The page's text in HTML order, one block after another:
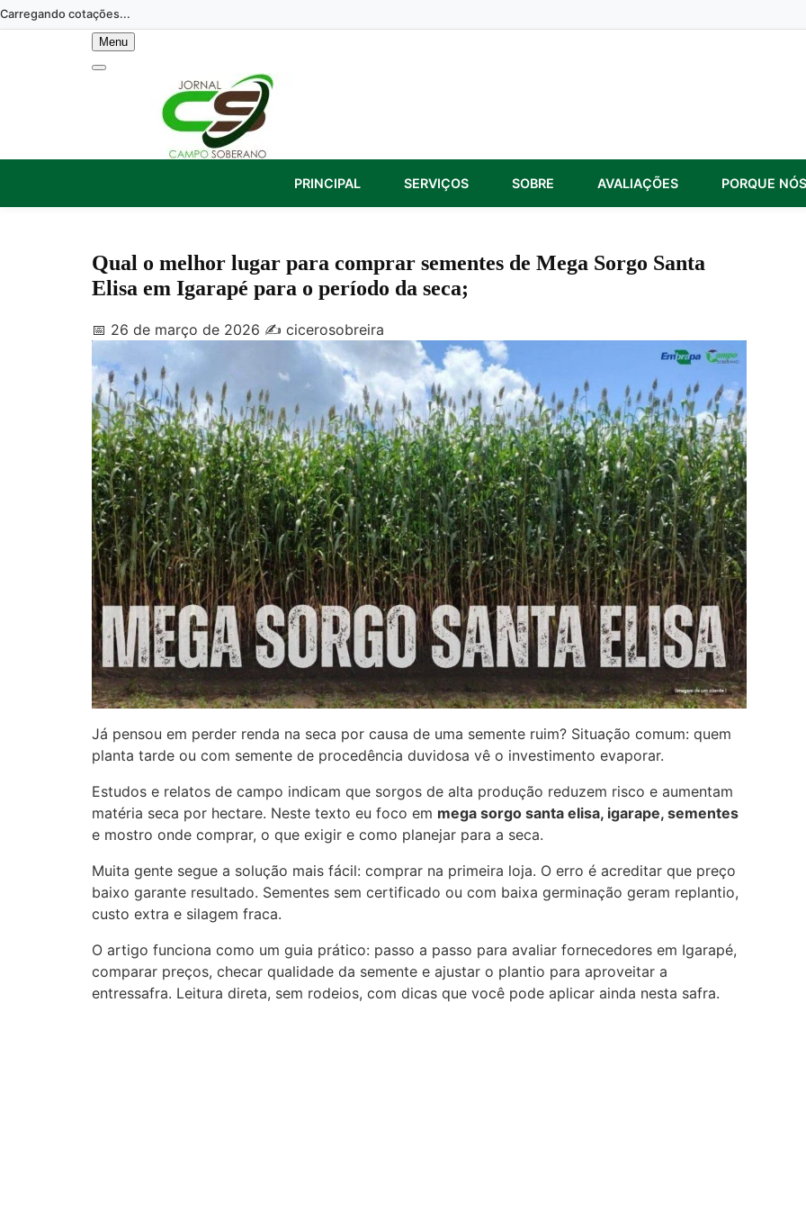
Skip
to
Carregando cotações...
Menu
PRINCIPAL SERVIÇOS SOBRE AVALIAÇÕES PORQUE NÓS
Qual o melhor lugar para comprar sementes de Mega Sorgo Santa
Elisa em Igarapé para o período da seca;
📅 26 de março de 2026 ✍️ cicerosobreira
Já pensou em perder renda na seca por causa de uma semente ruim? Situação comum: quem
planta tarde ou com semente de procedência duvidosa vê o investimento evaporar.
Estudos e relatos de campo indicam que sorgos de alta produção reduzem risco e aumentam
matéria seca por hectare. Neste texto eu foco em mega sorgo santa elisa, igarape, sementes
e mostro onde comprar, o que exigir e como planejar para a seca.
Muita gente segue a solução mais fácil: comprar na primeira loja. O erro é acreditar que preço
baixo garante resultado. Sementes sem certificado ou com baixa germinação geram replantio,
custo extra e silagem fraca.
O artigo funciona como um guia prático: passo a passo para avaliar fornecedores em Igarapé,
comparar preços, checar qualidade da semente e ajustar o plantio para aproveitar a
entressafra. Leitura direta, sem rodeios, com dicas que você pode aplicar ainda nesta safra.